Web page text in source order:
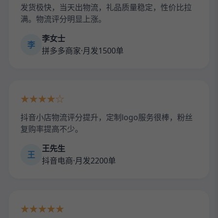
发货极快，当天出物流，礼品质量稳定，性价比拉
满。物流评分明显上涨。
李
李女士
拼多多商家·月发1500单
★★★★☆
抖音小店物流评分提升，定制logo服务很棒，粉丝
复购率提高不少。
王
王先生
抖音电商·月发2200单
★★★★★